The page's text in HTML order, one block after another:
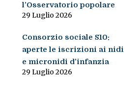
l’Osservatorio popolare
29 Luglio 2026
Consorzio sociale S10:
aperte le iscrizioni ai nidi
e micronidi d’infanzia
29 Luglio 2026